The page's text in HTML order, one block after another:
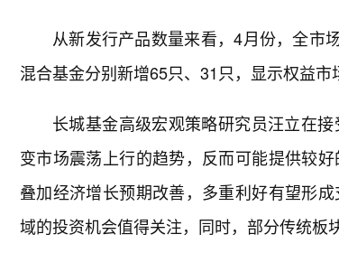
从新发行产品数量来看，4月份，全市
混合基金分别新增65只、31只，显示权益市
长城基金高级宏观策略研究员汪立在
变市场震荡上行的趋势，反而可能提供较
叠加经济增长预期改善，多重利好有望形
域的投资机会值得关注，同时，部分传统板